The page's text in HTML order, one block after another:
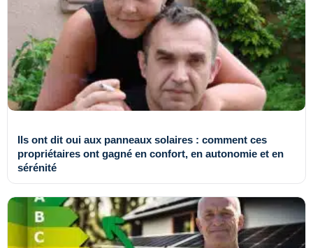
Ils ont dit oui aux panneaux solaires : comment ces
propriétaires ont gagné en confort, en autonomie et en
sérénité